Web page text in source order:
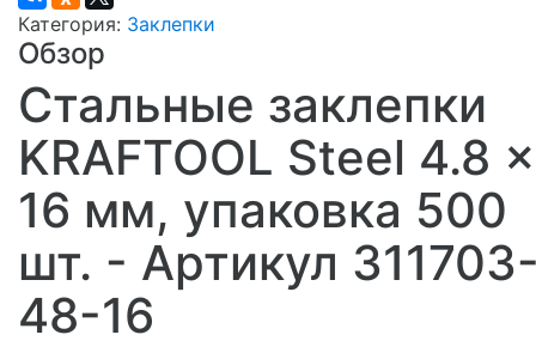
Категория: Заклепки
Обзор
Стальные заклепки
KRAFTOOL Steel 4.8 x
16 мм, упаковка 500
шт. - Артикул
48-16